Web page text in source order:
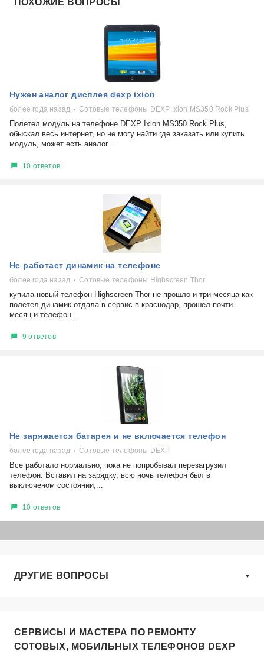
ПОХОЖИЕ ВОПРОСЫ
Нужен аналог дисплея dexp ixion
более года назад Сотовые телефоны DEXP Ixion MS350 Rock Plus
Полетел модуль на телефоне DEXP Ixion MS350 Rock Plus,
обыскал весь интернет, но не могу найти где заказать или купить
модуль, может есть аналог...
10 ответов
Не работает динамик на телефоне
более года назад Сотовые телефоны Highscreen Thor
купила новый телефон Highscreen Thor не прошло и три месяца как
полетел динамик отдала в сервис в краснодар, прошел почти
месяц и телефон...
9 ответов
Не заряжается батарея и не включается телефон
более года назад Сотовые телефоны DEXP
Все работало нормально, пока не попробывал перезагрузил
телефон. Вставил на зарядку, всю ночь телефон был в
выключеном состоянии,...
10 ответов
ДРУГИЕ ВОПРОСЫ
СЕРВИСЫ И МАСТЕРА ПО РЕМОНТУ
СОТОВЫХ, МОБИЛЬНЫХ ТЕЛЕФОНОВ DEXP